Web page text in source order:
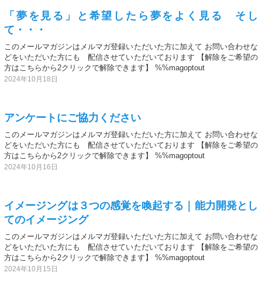
「夢を見る」と希望したら夢をよく見る そし
て・・・
このメールマガジンはメルマガ登録いただいた方に加えて お問い合わせな
どをいただいた方にも 配信させていただいております 【解除をご希望の
方はこちらから2クリックで解除できます】 %%magoptout
2024年10月18日
アンケートにご協力ください
このメールマガジンはメルマガ登録いただいた方に加えて お問い合わせな
どをいただいた方にも 配信させていただいております 【解除をご希望の
方はこちらから2クリックで解除できます】 %%magoptout
2024年10月16日
イメージングは３つの感覚を喚起する｜能力開発とし
てのイメージング
このメールマガジンはメルマガ登録いただいた方に加えて お問い合わせな
どをいただいた方にも 配信させていただいております 【解除をご希望の
方はこちらから2クリックで解除できます】 %%magoptout
2024年10月15日